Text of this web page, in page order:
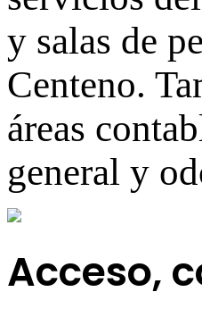
y salas de
Centeno.
áreas
general y
Acceso,